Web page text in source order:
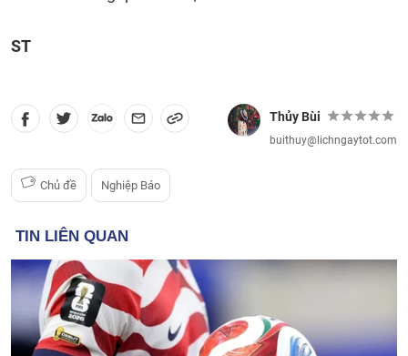
ST
Thủy Bùi
buithuy@lichngaytot.com
Chủ đề Nghiệp Báo